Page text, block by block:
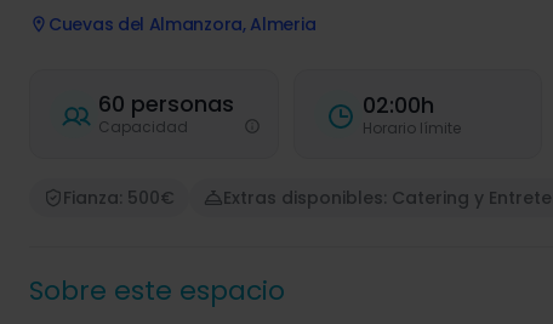
Cuevas del Almanzora, Almeria
60 personas
Capacidad
02:00h
Horario límite
Fianza: 500€ Extras disponibles: Catering y
Sobre este espacio